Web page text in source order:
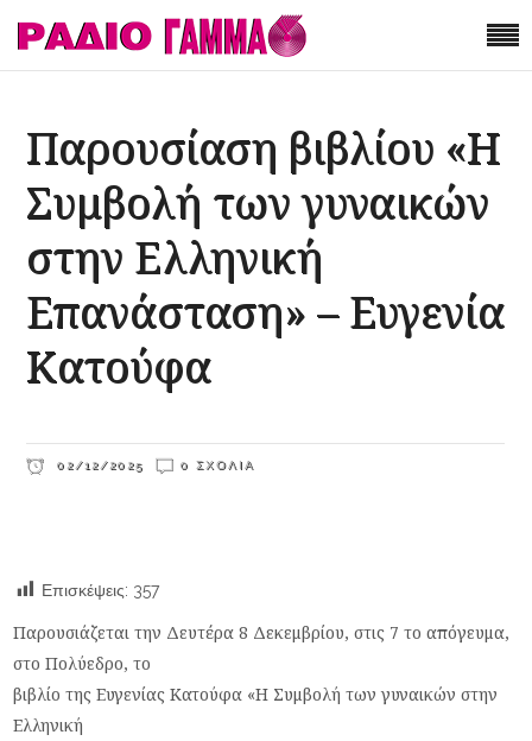
Παρουσίαση βιβλίου «Η
Συμβολή των γυναικών
στην Ελληνική
Επανάσταση» – Ευγενία
Κατούφα
02/12/2025 0 ΣΧΌΛΙΑ
Επισκέψεις: 357
Παρουσιάζεται την Δευτέρα 8 Δεκεμβρίου, στις 7 το απόγευμα,
στο Πολύεδρο, το
βιβλίο της Ευγενίας Κατούφα «Η Συμβολή των γυναικών στην
Ελληνική